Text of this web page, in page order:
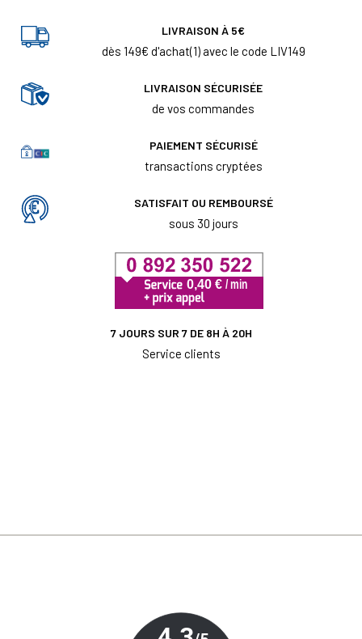
LIVRAISON À 5€
dès 149€ d'achat(1) avec le code LIV149
LIVRAISON SÉCURISÉE
de vos commandes
PAIEMENT SÉCURISÉ
transactions cryptées
SATISFAIT OU REMBOURSÉ
sous 30 jours
7 JOURS SUR 7 DE 8H À 20H
Service clients